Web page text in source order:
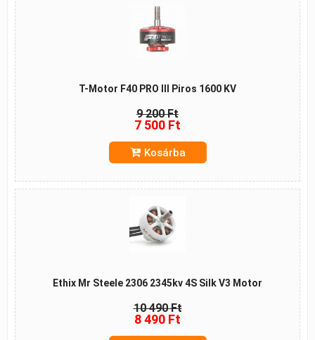
T-Motor F40 PRO III Piros 1600 KV
9 200 Ft
7 500 Ft
Kosárba
Ethix Mr Steele 2306 2345kv 4S Silk V3 Motor
10 490 Ft
8 490 Ft